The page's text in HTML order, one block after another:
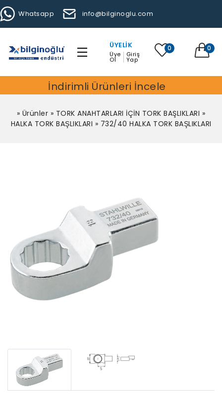
Whatsapp info@bilginoglu.com
ÜYELIK
Üye
Ol
Giriş
Yap
0 0
İndirimli Ürünleri İncele
» Ürünler » TORK ANAHTARLARI İÇİN TORK BAŞLIKLARI »
HALKA TORK BAŞLIKLARI » 732/40 HALKA TORK BAŞLIKLARI